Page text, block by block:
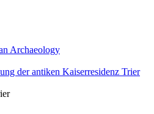
Archaeology
der antiken Kaiserresidenz Trier